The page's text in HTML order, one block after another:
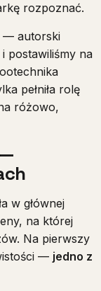
rozpoznać.
— autorski
postawiliśmy na
pełniła rolę
różowo,
w głównej
na której
Na pierwszy
— jedno z